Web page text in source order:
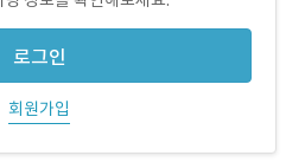
로그인
회원가입